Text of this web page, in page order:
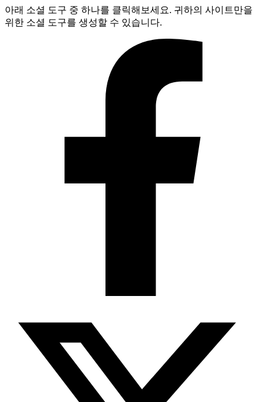
아래 소셜 도구 중 하나를 클릭해보세요. 귀하의 사이트만을
위한 소셜 도구를 생성할 수 있습니다.